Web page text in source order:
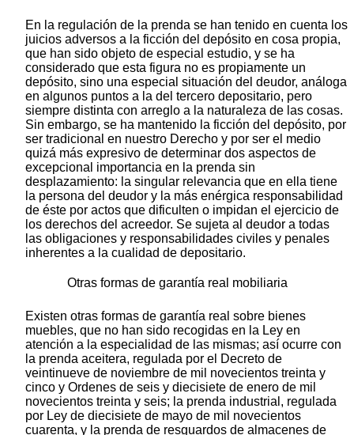
En la regulación de la prenda se han tenido en cuenta los
juicios adversos a la ficción del depósito en cosa propia,
que han sido objeto de especial estudio, y se ha
considerado que esta figura no es propiamente un
depósito, sino una especial situación del deudor, análoga
en algunos puntos a la del tercero depositario, pero
siempre distinta con arreglo a la naturaleza de las cosas.
Sin embargo, se ha mantenido la ficción del depósito, por
ser tradicional en nuestro Derecho y por ser el medio
quizá más expresivo de determinar dos aspectos de
excepcional importancia en la prenda sin
desplazamiento: la singular relevancia que en ella tiene
la persona del deudor y la más enérgica responsabilidad
de éste por actos que dificulten o impidan el ejercicio de
los derechos del acreedor. Se sujeta al deudor a todas
las obligaciones y responsabilidades civiles y penales
inherentes a la cualidad de depositario.
Otras formas de garantía real mobiliaria
Existen otras formas de garantía real sobre bienes
muebles, que no han sido recogidas en la Ley en
atención a la especialidad de las mismas; así ocurre con
la prenda aceitera, regulada por el Decreto de
veintinueve de noviembre de mil novecientos treinta y
cinco y Ordenes de seis y diecisiete de enero de mil
novecientos treinta y seis; la prenda industrial, regulada
por Ley de diecisiete de mayo de mil novecientos
cuarenta, y la prenda de resguardos de almacenes de